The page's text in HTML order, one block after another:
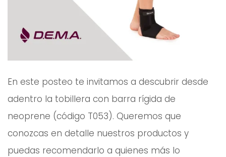
En este posteo te invitamos a descubrir desde
adentro la tobillera con barra rígida de
neoprene (código T053). Queremos que
conozcas en detalle nuestros productos y
puedas recomendarlo a quienes más lo